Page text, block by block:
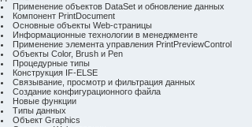
Применение объектов DataSet и обновление данных
Компонент PrintDocument
Основные объекты Web-страницы
Информационные технологии в менеджменте
Применение элемента управления PrintPreviewControl
Объекты Color, Brush и Pen
Процедурные типы
Конструкция IF-ELSE
Связывание, просмотр и фильтрация данных
Создание конфигурационного файла
Новые функции
Типы данных
Объект Graphics